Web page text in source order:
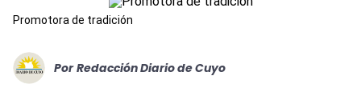
Promotora de tradición
Por Redacción Diario de Cuyo